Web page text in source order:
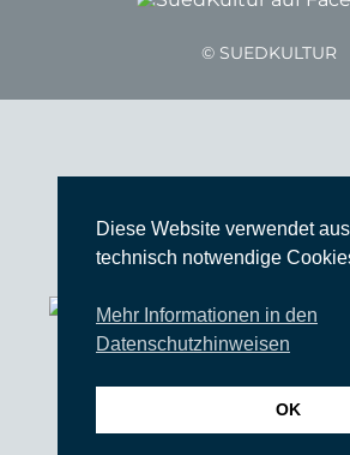
© SUEDKULTUR
Diese Website verwendet
technisch notwendige
Mehr Informationen in den
Datenschutzhinweisen
OK